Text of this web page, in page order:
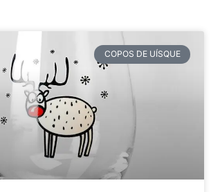
COPOS DE UÍSQUE